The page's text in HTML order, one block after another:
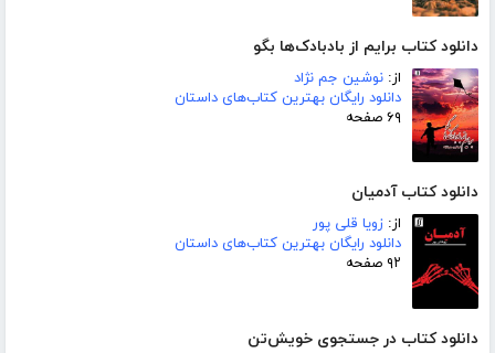
دانلود کتاب برایم از بادبادک‌ها بگو
از: نوشین جم نژاد
دانلود رایگان بهترین کتاب‌های داستان
۶۹ صفحه
دانلود کتاب آدمیان
از: زویا قلی پور
دانلود رایگان بهترین کتاب‌های داستان
۹۲ صفحه
دانلود کتاب در جستجوی خویش‌تن